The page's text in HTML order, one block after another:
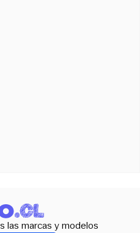
las marcas y modelos